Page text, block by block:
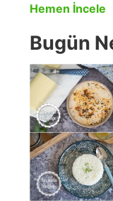
Hemen İncele
Bugün